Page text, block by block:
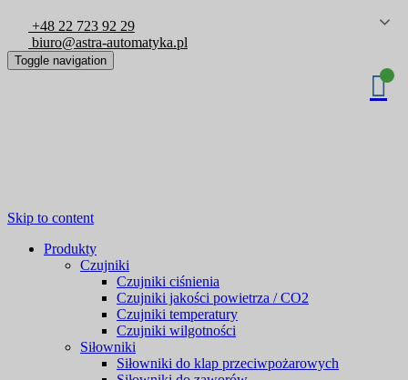
+48 22 723 92 29
biuro@astra-automatyka.pl
Toggle navigation
Skip to content
Produkty
Czujniki
Czujniki ciśnienia
Czujniki jakości powietrza / CO2
Czujniki temperatury
Czujniki wilgotności
Siłowniki
Siłowniki do klap przeciwpożarowych